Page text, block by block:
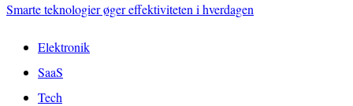
Smarte teknologier øger effektiviteten i hverdagen
Elektronik
SaaS
Tech